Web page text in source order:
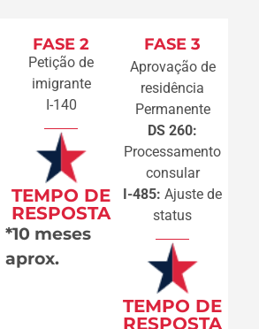
FASE 2
Petição de
imigrante
I-140
TEMPO DE
RESPOSTA
*10 meses
aprox.
FASE 3
Aprovação de
residência
Permanente
DS 260:
Processamento
consular
I-485: Ajuste de
status
TEMPO DE
RESPOSTA